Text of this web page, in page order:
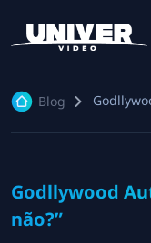
Blog
Godllywood
não?”